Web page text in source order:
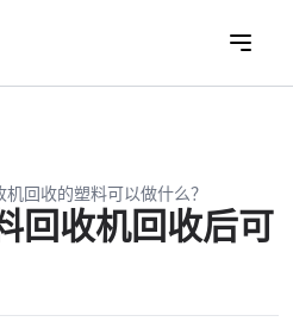
回收的塑料可以做什么？
回收机回收后可